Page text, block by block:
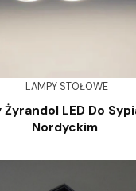
LAMPY STOŁOWE
LED Do
Nordyckim